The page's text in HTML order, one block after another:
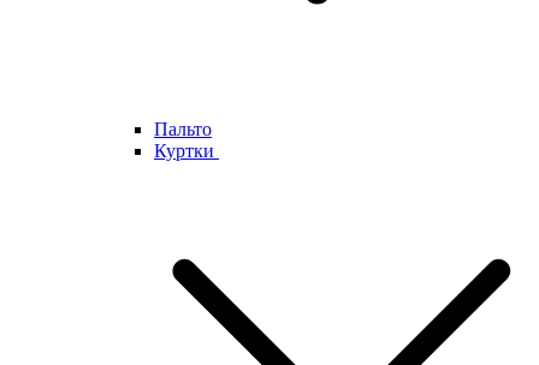
Пальто
Куртки